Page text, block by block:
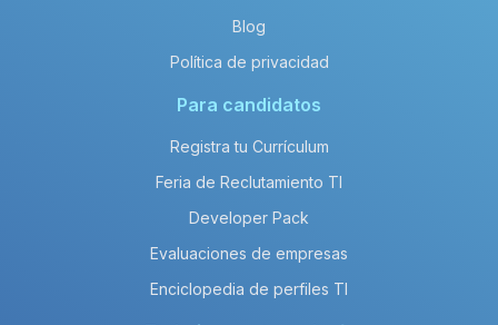
Blog
Política de privacidad
Para candidatos
Registra tu Currículum
Feria de Reclutamiento TI
Developer Pack
Evaluaciones de empresas
Enciclopedia de perfiles TI